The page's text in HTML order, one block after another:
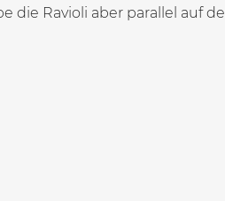
die Ravioli aber parallel auf